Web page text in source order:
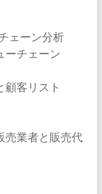
ェーン分析
ーチェーン
顧客リスト
業者と販売代